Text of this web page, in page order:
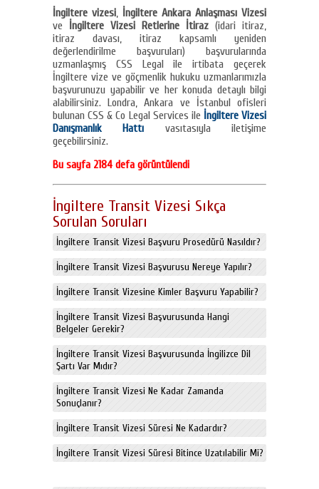
İngiltere vizesi, İngiltere Ankara Anlaşması Vizesi
ve
İngiltere Vizesi Retlerine İtiraz (idari itiraz,
itiraz davası, itiraz kapsamlı yeniden
değerlendirilme başvuruları) başvurularında
uzmanlaşmış CSS Legal ile irtibata geçerek
İngiltere vize ve göçmenlik hukuku uzmanlarımızla
başvurunuzu yapabilir ve her konuda detaylı bilgi
alabilirsiniz. Londra, Ankara ve İstanbul ofisleri
bulunan CSS & Co Legal Services ile İngiltere Vizesi
Danışmanlık Hattı vasıtasıyla iletişime
geçebilirsiniz.
Bu sayfa 2184 defa görüntülendi
İngiltere Transit Vizesi Sıkça
Sorulan Soruları
İngiltere Transit Vizesi Başvuru Prosedürü Nasıldır?
İngiltere Transit Vizesi Başvurusu Nereye Yapılır?
İngiltere Transit Vizesine Kimler Başvuru Yapabilir?
İngiltere Transit Vizesi Başvurusunda Hangi
Belgeler Gerekir?
İngiltere Transit Vizesi Başvurusunda İngilizce Dil
Şartı Var Mıdır?
İngiltere Transit Vizesi Ne Kadar Zamanda
Sonuçlanır?
İngiltere Transit Vizesi Süresi Ne Kadardır?
İngiltere Transit Vizesi Süresi Bitince Uzatılabilir Mi?